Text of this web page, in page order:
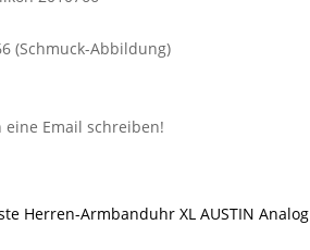
(Schmuck-Abbildung)
Herren-Armbanduhr XL AUSTIN Analog